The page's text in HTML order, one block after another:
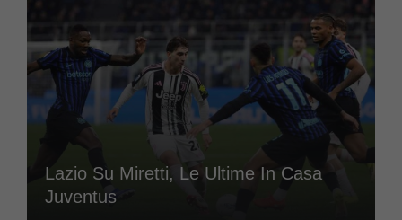
Lazio Su Miretti, Le Ultime In Casa
Juventus